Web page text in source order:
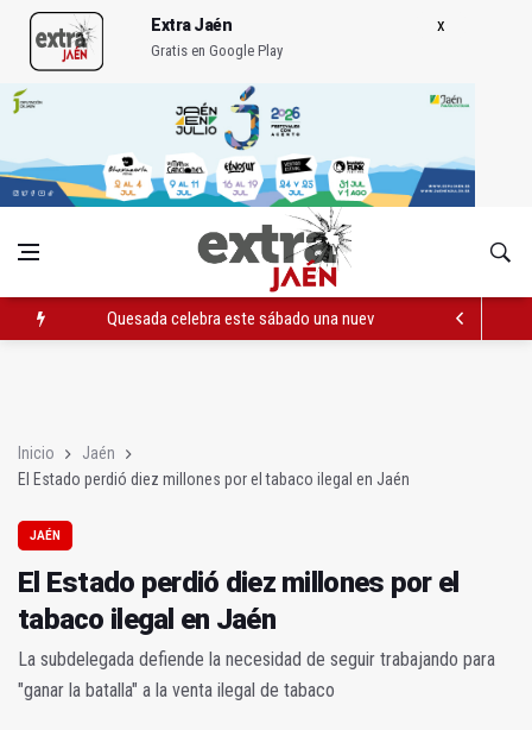
Extra Jaén
Gratis en Google Play
Quesada celebra este sábado una nueva jornada de Orgullo
Inicio
Jaén
El Estado perdió diez millones por el tabaco ilegal en Jaén
JAÉN
El Estado perdió diez millones por el
tabaco ilegal en Jaén
La subdelegada defiende la necesidad de seguir trabajando para
"ganar la batalla" a la venta ilegal de tabaco